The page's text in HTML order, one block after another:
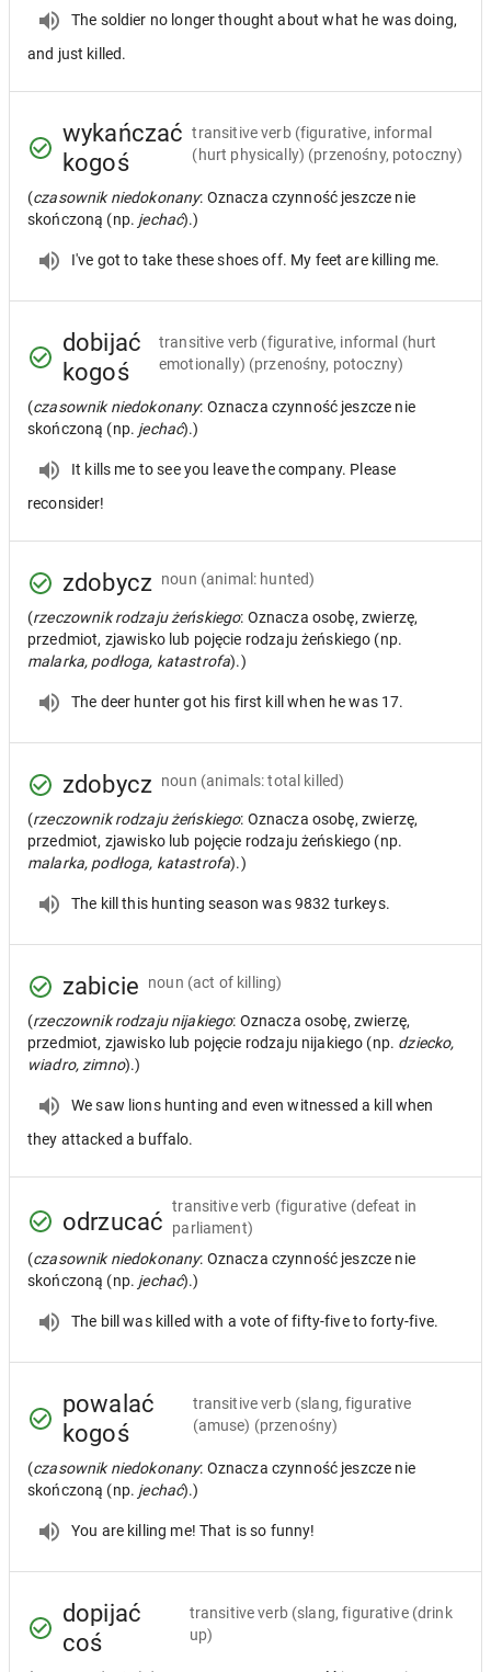
The soldier no longer thought about what he was doing,
and just killed.
wykańczać
kogoś
transitive verb (figurative, informal
(hurt physically) (przenośny, potoczny)
(czasownik niedokonany: Oznacza czynność jeszcze nie
skończoną (np. jechać).)
I've got to take these shoes off. My feet are killing me.
dobijać
kogoś
transitive verb (figurative, informal (hurt
emotionally) (przenośny, potoczny)
(czasownik niedokonany: Oznacza czynność jeszcze nie
skończoną (np. jechać).)
It kills me to see you leave the company. Please
reconsider!
zdobycz noun (animal: hunted)
(rzeczownik rodzaju żeńskiego: Oznacza osobę, zwierzę,
przedmiot, zjawisko lub pojęcie rodzaju żeńskiego (np.
malarka, podłoga, katastrofa).)
The deer hunter got his first kill when he was 17.
zdobycz noun (animals: total killed)
(rzeczownik rodzaju żeńskiego: Oznacza osobę, zwierzę,
przedmiot, zjawisko lub pojęcie rodzaju żeńskiego (np.
malarka, podłoga, katastrofa).)
The kill this hunting season was 9832 turkeys.
zabicie noun (act of killing)
(rzeczownik rodzaju nijakiego: Oznacza osobę, zwierzę,
przedmiot, zjawisko lub pojęcie rodzaju nijakiego (np. dziecko,
wiadro, zimno).)
We saw lions hunting and even witnessed a kill when
they attacked a buffalo.
odrzucać
transitive verb (figurative (defeat in
parliament)
(czasownik niedokonany: Oznacza czynność jeszcze nie
skończoną (np. jechać).)
The bill was killed with a vote of fifty-five to forty-five.
powalać
kogoś
transitive verb (slang, figurative
(amuse) (przenośny)
(czasownik niedokonany: Oznacza czynność jeszcze nie
skończoną (np. jechać).)
You are killing me! That is so funny!
dopijać
coś
transitive verb (slang, figurative (drink
up)